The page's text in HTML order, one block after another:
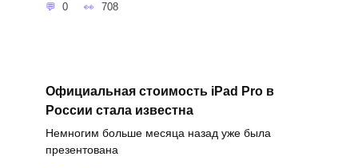
0 708
Официальная стоимость iPad Pro в
России стала известна
Немногим больше месяца назад уже была
презентована